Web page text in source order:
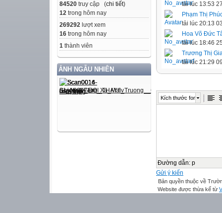
84520 truy cập (chi tiết)
12 trong hôm nay
269292 lượt xem
16 trong hôm nay
1 thành viên
ẢNH NGẪU NHIÊN
tải lúc 13:53
Phạm Thị
tải lúc 20:13
Hoa Võ Đức
tải lúc 18:46
Trương Thị
tải lúc 21:29
Kích thước font
Đường dẫn: p
Gửi ý kiến
Bản quyền thuộc về
Website được thừa kế từ